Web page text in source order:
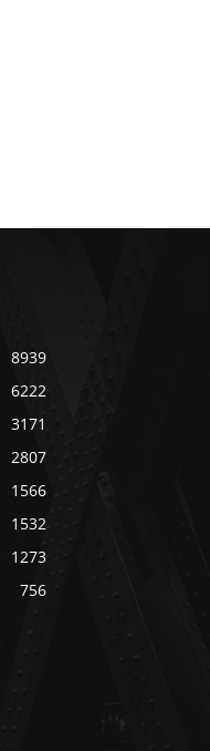
8939
6222
3171
2807
1566
1532
1273
756